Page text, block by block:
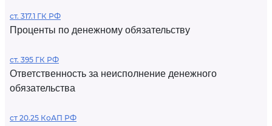
ст. 317.1 ГК РФ
Проценты по денежному обязательству
ст. 395 ГК РФ
Ответственность за неисполнение денежного
обязательства
ст 20.25 КоАП РФ